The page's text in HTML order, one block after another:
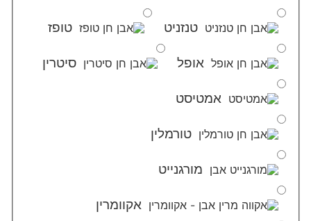
טנזניט טופז
אופל סיטרין
אמטיסט
טורמלין
מורגנייט
אקוומרין